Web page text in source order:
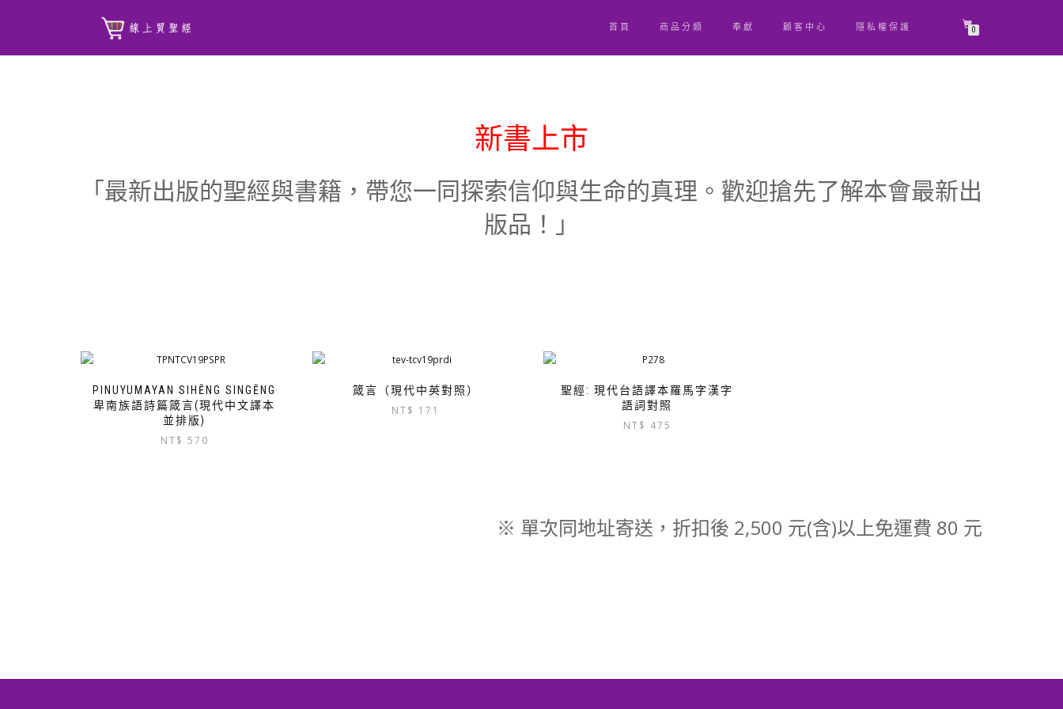
首頁 商品分類 奉獻 顧客中心 隱私權保護 0
新書上市
「最新出版的聖經與書籍，帶您一同探索信仰與生命的真理。歡迎搶先了解本會最新出
版品！」
PINUYUMAYAN SIHĒNG SINGĒNG
卑南族語詩篇箴言(現代中文譯本
並排版)
NT$ 570
箴言（現代中英對照）
NT$ 171
聖經: 現代台語譯本羅馬字漢字
語詞對照
NT$ 475
※ 單次同地址寄送，折扣後 2,500 元(含)以上免運費 80 元